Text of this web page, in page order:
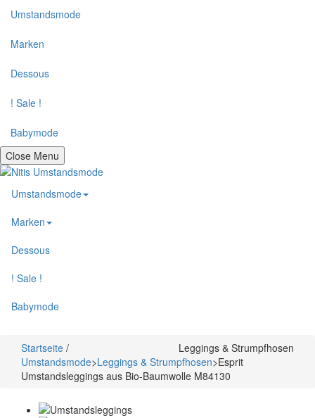
Umstandsmode
Marken
Dessous
! Sale !
Babymode
Close Menu
Umstandsmode
Marken
Dessous
! Sale !
Babymode
Leggings & Strumpfhosen
Startseite /
Umstandsmode>Leggings & Strumpfhosen>Esprit
Umstandsleggings aus Bio-Baumwolle M84130